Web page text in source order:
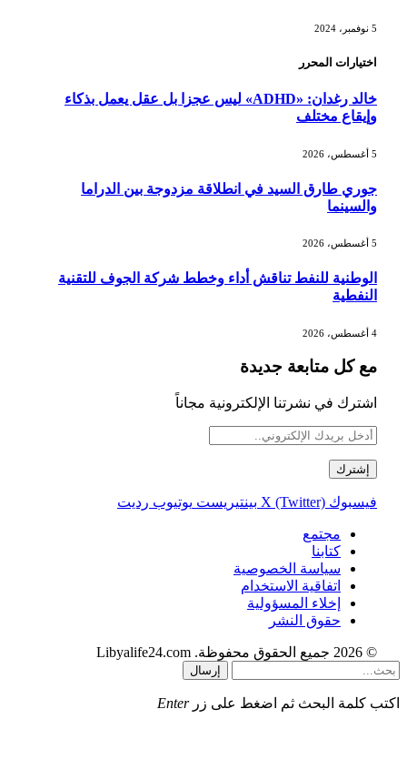
اختيارات المحرر
خالد رغدان: «ADHD» ليس عجزا بل عقل يعمل بذكاء
وإيقاع مختلف
جوري طارق السيد في انطلاقة مزدوجة بين الدراما
والسينما
الوطنية للنفط تناقش أداء وخطط شركة الجوف للتقنية
النفطية
مع كل متابعة جديدة
اشترك في نشرتنا الإلكترونية مجاناً
فيسبوك X (Twitter) بينتيريست يوتيوب رديت
مجتمع
كتابنا
سياسة الخصوصية
اتفاقية الاستخدام
إخلاء المسؤولية
حقوق النشر
© 2026 جميع الحقوق محفوظة. Libyalife24.com
إرسال
اكتب كلمة البحث ثم اضغط على زر Enter